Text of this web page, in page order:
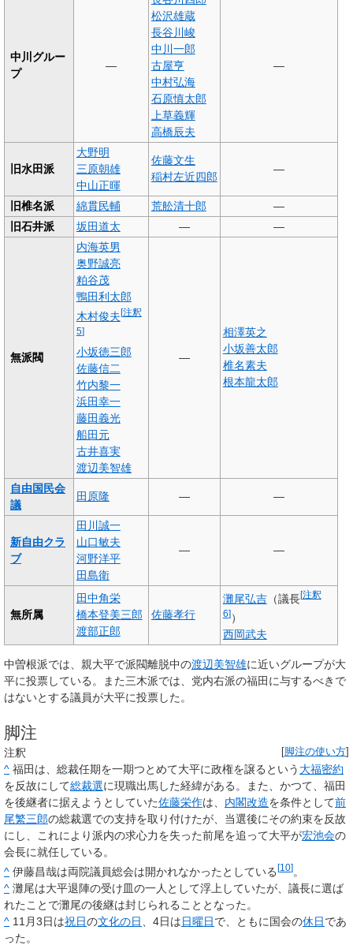
中川グルー
プ
—
松沢雄蔵
長谷川峻
中川一郎
古屋亨
中村弘海
石原慎太郎
上草義輝
高橋辰夫
—
旧水田派
大野明
三原朝雄
中山正暉
佐藤文生
稲村左近四郎
—
旧椎名派 綿貫民輔 荒舩清十郎
—
旧石井派
坂田道太 — —
無派閥
内海英男
奥野誠亮
粕谷茂
鴨田利太郎
木村俊夫[注釈
5]
小坂徳三郎
佐藤信二
竹内黎一
浜田幸一
藤田義光
船田元
古井喜実
渡辺美智雄
—
相澤英之
小坂善太郎
椎名素夫
根本龍太郎
自由国民会
議
田原隆 — —
新自由クラ
ブ
田川誠一
山口敏夫
河野洋平
田島衛
— —
無所属
田中角栄
橋本登美三郎
渡部正郎
佐藤孝行
灘尾弘吉（議長[注釈
6]）
西岡武夫
中曽根派では、親大平で派閥離脱中の渡辺美智雄に近いグループが大
平に投票している。また三木派では、党内右派の福田に与するべきで
はないとする議員が大平に投票した。
脚注
脚注の使い方
注釈
^ 福田は、総裁任期を一期つとめて大平に政権を譲るという 大福密約
を反故にして総裁選に現職出馬した経緯がある。また、かつて、福田
を後継者に据えようとしていた佐藤栄作は、 内閣改造を条件として前
尾繁三郎の総裁選での支持を取り付けたが、当選後にその約束を反故
にし、これにより派内の求心力を失った前尾を追って大平が宏池会の
会長に就任している。
^ 伊藤昌哉は両院議員総会は開かれなかったとしている [10] 。
^ 灘尾は大平退陣の受け皿の一人として浮上していたが、議長に選ば
れたことで灘尾の後継は封じられることとなった。
^ 11月3日は祝日の文化の日 、4日は日曜日で、ともに国会の休日であ
った。